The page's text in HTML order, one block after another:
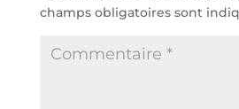
champs obligatoires sont